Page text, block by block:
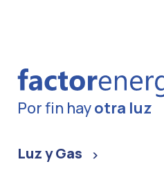
Por fin hayotra luz
Luz y Gas